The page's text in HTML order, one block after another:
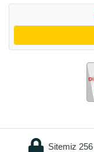
Sitemiz